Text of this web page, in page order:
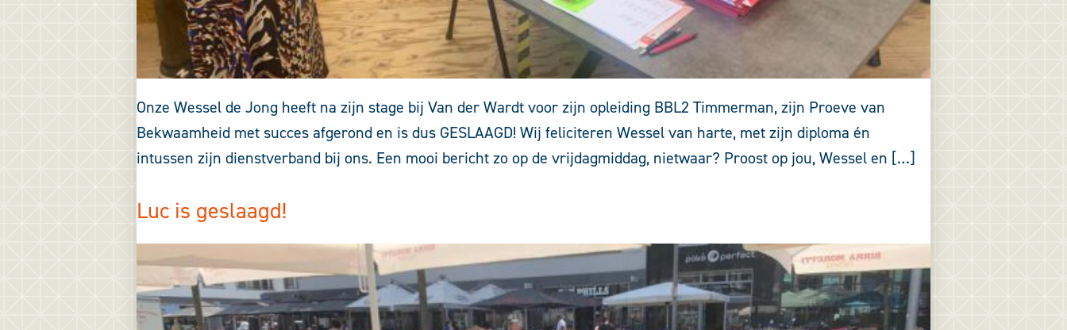
Onze Wessel de Jong heeft na zijn stage bij Van der Wardt voor zijn opleiding BBL2 Timmerman, zijn Proeve van
Bekwaamheid met succes afgerond en is dus GESLAAGD! Wij feliciteren Wessel van harte, met zijn diploma én
intussen zijn dienstverband bij ons. Een mooi bericht zo op de vrijdagmiddag, nietwaar? Proost op jou, Wessel en […]
Luc is geslaagd!